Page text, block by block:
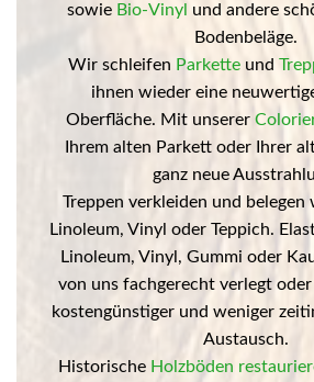
sowie Bio-Vinyl und andere
Bodenbeläge.
Wir schleifen Parketteund
ihnen wieder eine
Oberfläche. Mit unserer
Ihrem alten Parkett oder Ihrer
ganz neue
Treppen verkleiden und
Linoleum, Vinyl oder Teppich.
Linoleum, Vinyl, Gummi oder
von uns fachgerecht verlegt oder
kostengünstiger und weniger
Austausch.
Historische Holzböden